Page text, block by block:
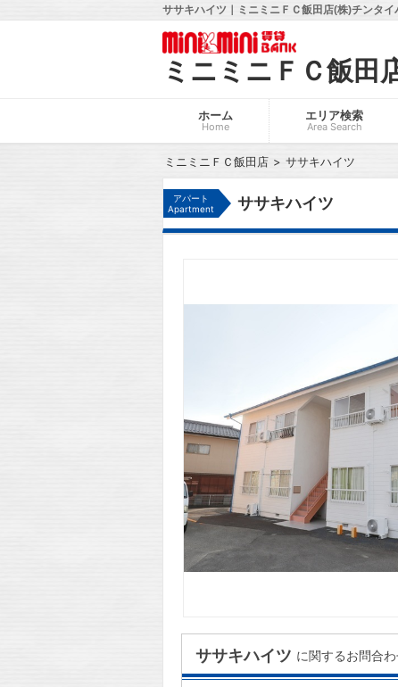
ササキハイツ｜ミニミニＦＣ飯田店(株)チンタイ
ミニミニＦＣ飯田
ホーム
Home
エリア検索
Area Search
ミニミニＦＣ飯田店 ササキハイツ
アパート
Apartment
ササキハイツ
ササキハイツ に関するお問合